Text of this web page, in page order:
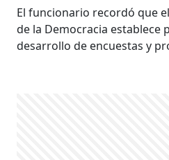
El funcionario recordó que
de la Democracia establece
desarrollo de encuestas y